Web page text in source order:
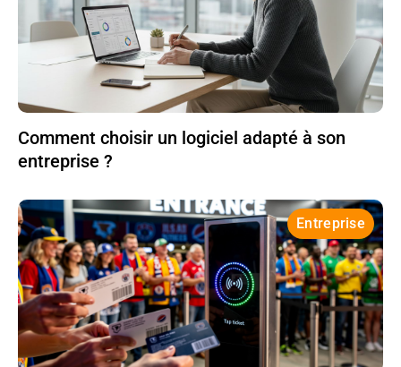
Comment choisir un logiciel adapté à son
entreprise ?
Entreprise